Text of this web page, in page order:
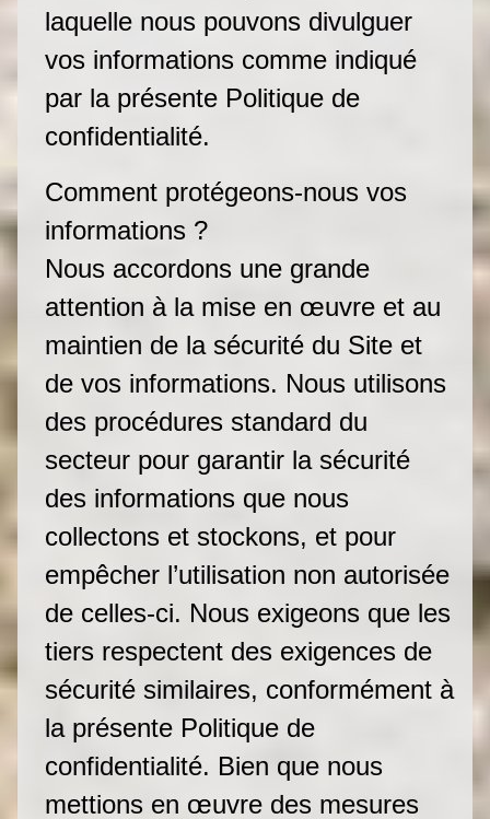
laquelle nous pouvons divulguer
vos informations comme indiqué
par la présente Politique de
confidentialité.
Comment protégeons-nous vos
informations ?
Nous accordons une grande
attention à la mise en œuvre et au
maintien de la sécurité du Site et
de vos informations. Nous utilisons
des procédures standard du
secteur pour garantir la sécurité
des informations que nous
collectons et stockons, et pour
empêcher l’utilisation non autorisée
de celles-ci. Nous exigeons que les
tiers respectent des exigences de
sécurité similaires, conformément à
la présente Politique de
confidentialité. Bien que nous
mettions en œuvre des mesures